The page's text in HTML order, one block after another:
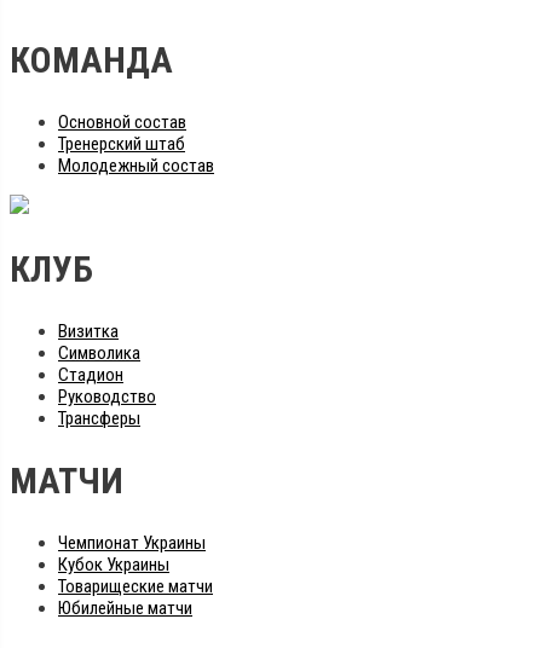
КОМАНДА
Основной состав
Тренерский штаб
Молодежный состав
КЛУБ
Визитка
Символика
Стадион
Руководство
Трансферы
МАТЧИ
Чемпионат Украины
Кубок Украины
Товарищеские матчи
Юбилейные матчи